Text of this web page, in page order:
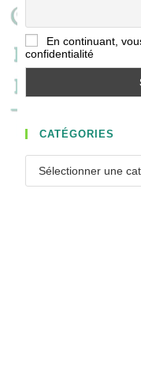
En continuant,
confidentialité
CATÉGORIES